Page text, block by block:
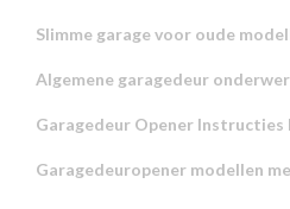
Slimme garage voor oude
Algemene garagedeur
Garagedeur Opener Instructies
Garagedeuropener modellen